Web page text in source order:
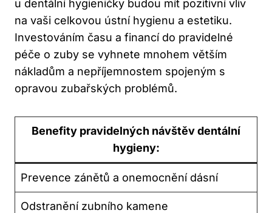
u dentální hygieničky budou mít pozitivní vliv
na vaši celkovou ústní hygienu a estetiku.
Investováním času a financí do pravidelné
péče o zuby se vyhnete mnohem větším
nákladům a nepříjemnostem spojeným s
opravou zubařských problémů.
Benefity pravidelných návštěv dentální
hygieny:
Prevence zánětů a onemocnění dásní
Odstranění zubního kamene